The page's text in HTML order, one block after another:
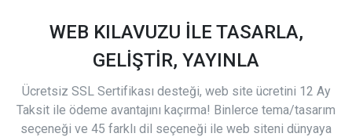
WEB KILAVUZU İLE TASARLA,
GELİŞTİR, YAYINLA
Ücretsiz SSL Sertifikası desteği, web site ücretini 12 Ay
Taksit ile ödeme avantajını kaçırma! Binlerce tema/tasarım
seçeneği ve 45 farklı dil seçeneği ile web siteni dünyaya